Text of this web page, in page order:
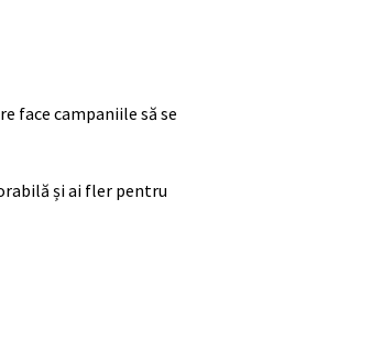
face campaniile să se
și ai fler pentru